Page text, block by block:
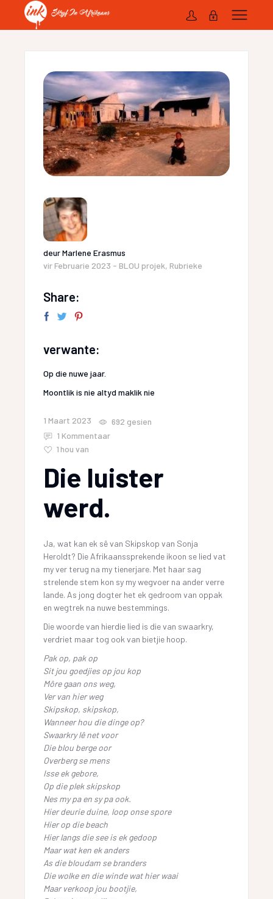
deurMarlene Erasmus
vir Februarie 2023 - BLOU projek, Rubrieke
Share:
verwante:
Op die nuwe jaar.
Moontlik is nie altyd maklik nie
1 Maart 2023 692 gesien
1 Kommentaar
1 hou van
Die luister
werd.
Ja, wat kan ek sê van Skipskop van Sonja
Heroldt? Die Afrikaanssprekende ikoon se lied vat
my ver terug na my tienerjare. Met haar sag
strelende stem kon sy my wegvoer na ander verre
lande. As jong dogter het ek gedroom van oppak
en wegtrek na nuwe bestemmings.
Die woorde van hierdie lied is die van swaarkry,
verdriet maar tog ook van bietjie hoop.
Pak op, pak op
Sit jou goedjies op jou kop
Môre gaan ons weg,
Ver van hier weg
Skipskop, skipskop,
Wanneer hou die dinge op?
Swaarkry lê net voor
Die blou berge oor
Overberg se mens
Isse ek gebore,
Op die plek skipskop
Nes my pa en sy pa ook.
Hier deurie duine, loop onse spore
Hier op die beach
Hier langs die see is ek gedoop
Maar wat ken ek anders
As die bloudam se branders
Die wolke en die winde wat hier waai
Maar verkoop jou bootjie,